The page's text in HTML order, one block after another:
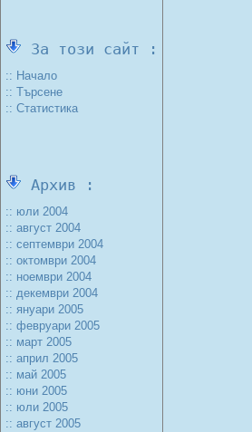
За този сайт :
:: Начало
:: Търсене
:: Статистика
Архив :
:: юли 2004
:: август 2004
:: септември 2004
:: октомври 2004
:: ноември 2004
:: декември 2004
:: януари 2005
:: февруари 2005
:: март 2005
:: април 2005
:: май 2005
:: юни 2005
:: юли 2005
:: август 2005